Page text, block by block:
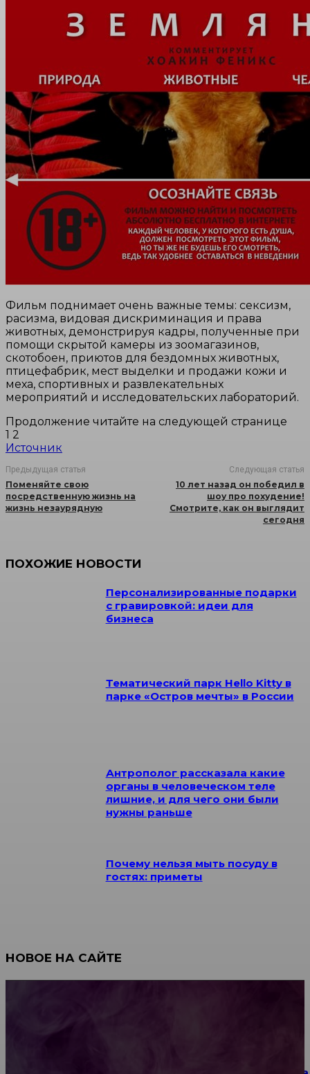
Фильм поднимает очень важные темы: сексизм,
расизма, видовая дискриминация и права
животных, демонстрируя кадры, полученные при
помощи скрытой камеры из зоомагазинов,
скотобоен, приютов для бездомных животных,
птицефабрик, мест выделки и продажи кожи и
меха, спортивных и развлекательных
мероприятий и исследовательских лабораторий.
Продолжение читайте на следующей странице
1 2
Источник
Предыдущая статья
Поменяйте свою
посредственную жизнь на
жизнь незаурядную
Следующая статья
10 лет назад он победил в
шоу про похудение!
Смотрите, как он выглядит
сегодня
ПОХОЖИЕ НОВОСТИ
Персонализированные подарки
с гравировкой: идеи для
бизнеса
Тематический парк Hello Kitty в
парке «Остров мечты» в России
Антрополог рассказала какие
органы в человеческом теле
лишние, и для чего они были
нужны раньше
Почему нельзя мыть посуду в
гостях: приметы
НОВОЕ НА САЙТЕ